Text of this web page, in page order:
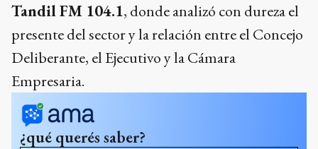
Tandil FM 104.1, donde analizó con dureza el
presente del sector y la relación entre el Concejo
Deliberante, el Ejecutivo y la Cámara
Empresaria.
¿qué querés saber?